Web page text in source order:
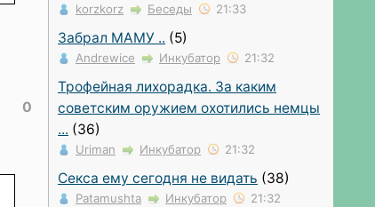
0
korzkorz Беседы 21:33
Забрал МАМУ .. (5)
Andrewice Инкубатор 21:32
Трофейная лихорадка. За каким
советским оружием охотились немцы
... (36)
Uriman Инкубатор 21:32
Секса ему сегодня не видать (38)
Patamushta Инкубатор 21:32